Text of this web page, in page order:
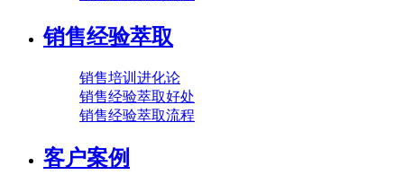
销售经验萃取
销售培训进化论
销售经验萃取好处
销售经验萃取流程
客户案例